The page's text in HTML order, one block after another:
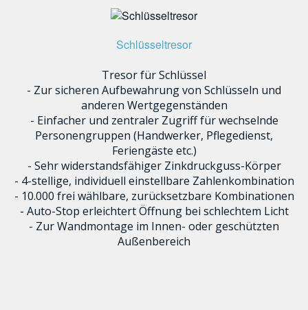
Schlüsseltresor
Tresor für Schlüssel
- Zur sicheren Aufbewahrung von Schlüsseln und
anderen Wertgegenständen
- Einfacher und zentraler Zugriff für wechselnde
Personengruppen (Handwerker, Pflegedienst,
Feriengäste etc.)
- Sehr widerstandsfähiger Zinkdruckguss-Körper
- 4-stellige, individuell einstellbare Zahlenkombination
- 10.000 frei wählbare, zurücksetzbare Kombinationen
- Auto-Stop erleichtert Öffnung bei schlechtem Licht
- Zur Wandmontage im Innen- oder geschützten
Außenbereich